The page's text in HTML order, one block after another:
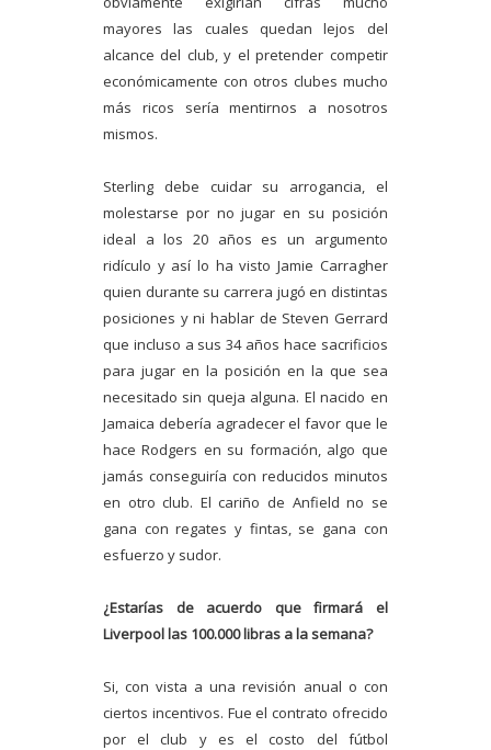
mayores las cuales quedan lejos del
alcance del club, y el pretender competir
económicamente con otros clubes mucho
más ricos sería mentirnos a nosotros
mismos.
Sterling debe cuidar su arrogancia, el
molestarse por no jugar en su posición
ideal a los 20 años es un argumento
ridículo y así lo ha visto Jamie Carragher
quien durante su carrera jugó en distintas
posiciones y ni hablar de Steven Gerrard
que incluso a sus 34 años hace sacrificios
para jugar en la posición en la que sea
necesitado sin queja alguna. El nacido en
Jamaica debería agradecer el favor que le
hace Rodgers en su formación, algo que
jamás conseguiría con reducidos minutos
en otro club. El cariño de Anfield no se
gana con regates y fintas, se gana con
esfuerzo y sudor.
¿Estarías de acuerdo que firmará el
Liverpool las 100.000 libras a la semana?
Si, con vista a una revisión anual o con
ciertos incentivos. Fue el contrato ofrecido
por el club y es el costo del fútbol